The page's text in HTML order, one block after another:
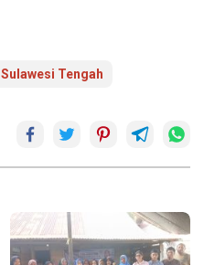
Sulawesi Tengah